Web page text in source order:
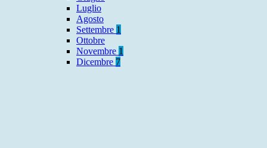
Luglio
Agosto
Settembre 1
Ottobre
Novembre 1
Dicembre 7